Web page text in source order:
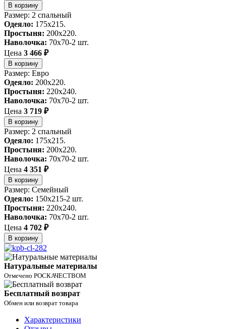
В корзину
Размер: 2 спальный
Одеяло: 175x215.
Простыня: 200x220.
Наволочка: 70x70-2 шт.
Цена 3 466 ₽
В корзину
Размер: Евро
Одеяло: 200x220.
Простыня: 220x240.
Наволочка: 70x70-2 шт.
Цена 3 719 ₽
В корзину
Размер: 2 спальный
Одеяло: 175x215.
Простыня: 200x220.
Наволочка: 70x70-2 шт.
Цена 4 351 ₽
В корзину
Размер: Семейный
Одеяло: 150x215-2 шт.
Простыня: 220x240.
Наволочка: 70x70-2 шт.
Цена 4 702 ₽
В корзину
Натуральные материалы
Отмечено РОСКАЧЕСТВОМ
Бесплатный возврат
Обмен или возврат товара
Характеристики